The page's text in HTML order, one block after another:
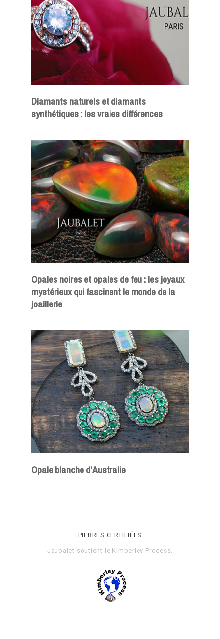
Diamants naturels et diamants
synthétiques : les vraies différences
Opales noires et opales de feu : les joyaux
mystérieux qui fascinent le monde de la
joaillerie
Opale blanche d’Australie
PIERRES CERTIFIÉES
Jaubalet soutient le Kimberley Process.